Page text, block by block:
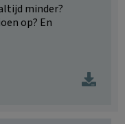
minder?
op? En